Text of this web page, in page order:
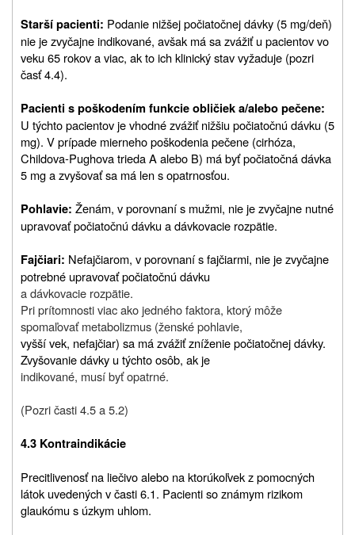
Starší pacienti: Podanie nižšej počiatočnej dávky (5 mg/deň)
nie je zvyčajne indikované, avšak má sa zvážiť u pacientov vo
veku 65 rokov a viac, ak to ich klinický stav vyžaduje (pozri
časť 4.4).
Pacienti s poškodením funkcie obličiek a/alebo pečene:
U týchto pacientov je vhodné zvážiť nižšiu počiatočnú dávku (5
mg). V prípade mierneho poškodenia pečene (cirhóza,
Childova‑Pughova trieda A alebo B) má byť počiatočná dávka
5 mg a zvyšovať sa má len s opatrnosťou.
Pohlavie: Ženám, v porovnaní s mužmi, nie je zvyčajne nutné
upravovať počiatočnú dávku a dávkovacie rozpätie.
Fajčiari: Nefajčiarom, v porovnaní s fajčiarmi, nie je zvyčajne
potrebné upravovať počiatočnú dávku
a dávkovacie rozpätie.
Pri prítomnosti viac ako jedného faktora, ktorý môže
spomaľovať metabolizmus (ženské pohlavie,
vyšší vek, nefajčiar) sa má zvážiť zníženie počiatočnej dávky.
Zvyšovanie dávky u týchto osôb, ak je
indikované, musí byť opatrné.
(Pozri časti 4.5 a 5.2)
4.3 Kontraindikácie
Precitlivenosť na liečivo alebo na ktorúkoľvek z pomocných
látok uvedených v časti 6.1. Pacienti so známym rizikom
glaukómu s úzkym uhlom.